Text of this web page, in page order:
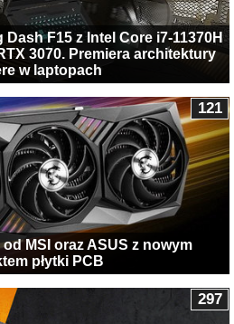
Dash F15 z Intel Core i7-11370H
3070. Premiera architektury
w laptopach
MSI oraz ASUS z nowym
płytki PCB
121
297